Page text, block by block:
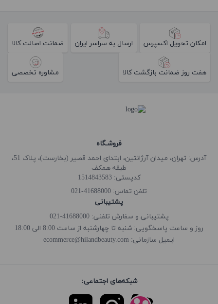
امکان تحویل اکسپرس ارسال به سراسر ایران ضمانت اصالت کالا
هفت روز ضمانت بازگشت کالا مشاوره تخصصی
فروشـگاه
آدرس: تهران، میدان آرژانتین، ابتدای احمد قصیر (بخارست)، پلاک 51،
طبقه همکف
کدپستی: 1514843583
تلفن تماس: 41688000-021
پشتیبانی
پشتیبانی و سفارش تلفنی: 41688000-021
روز و ساعت پاسخگویی: شنبه تا چهارشنبه از ساعت 8:00 الی 18:00
ایمیل سازمانی: ecommerce@hilandbeauty.com
شبکه‌های اجتماعی: